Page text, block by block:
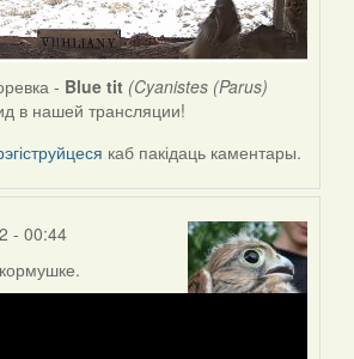
- Blue tit (Cyanistes (Parus)
в нашей трансляции!
каб пакідаць каментары.
- 00:44